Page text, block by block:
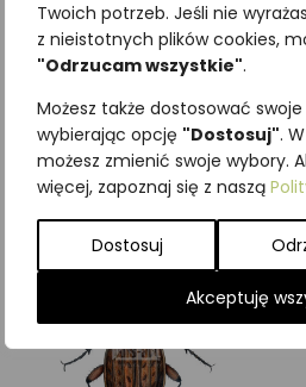
Twoich potrzeb. Jeśli nie
z nieistotnych plików cookies,
"Odrzucam wszystkie".
Możesz także dostosować
wybierając opcję "Dostosuj".
możesz zmienić swoje wybory.
więcej, zapoznaj się z naszą
Dostosuj
Akceptuję
dni:
Pozostałe
Podobne produkty